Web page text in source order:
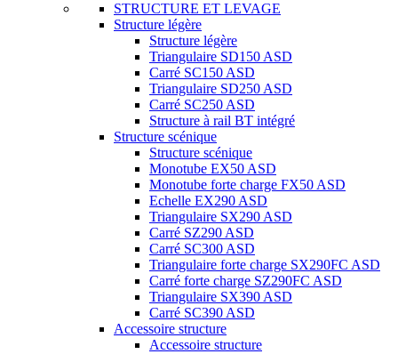
STRUCTURE ET LEVAGE
Structure légère
Structure légère
Triangulaire SD150 ASD
Carré SC150 ASD
Triangulaire SD250 ASD
Carré SC250 ASD
Structure à rail BT intégré
Structure scénique
Structure scénique
Monotube EX50 ASD
Monotube forte charge FX50 ASD
Echelle EX290 ASD
Triangulaire SX290 ASD
Carré SZ290 ASD
Carré SC300 ASD
Triangulaire forte charge SX290FC ASD
Carré forte charge SZ290FC ASD
Triangulaire SX390 ASD
Carré SC390 ASD
Accessoire structure
Accessoire structure